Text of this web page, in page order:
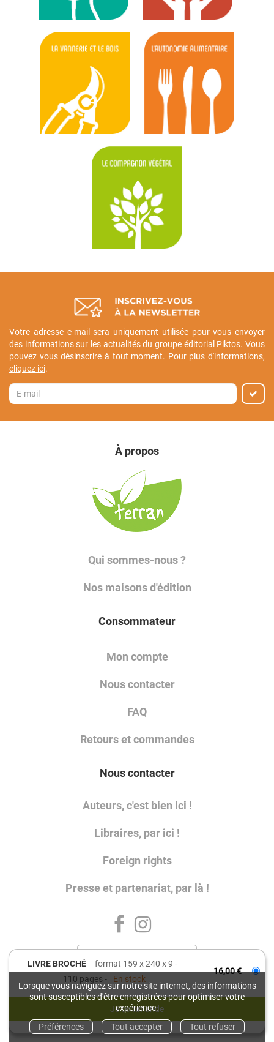
Lorsque vous naviguez sur notre site internet, des informations
sont susceptibles d'être enregistrées pour optimiser votre
expérience.
Préférences
Tout accepter Tout refuser
LIVRE BROCHÉ
format 159 x 240 x 9
110 pages
En stock
16,00 €
Votre adresse e-mail sera uniquement utilisée pour vous envoyer
des informations sur les actualités du groupe éditorial Piktos. Vous
pouvez vous désinscrire à tout moment. Pour plus d'informations,
cliquez ici.
À propos
Qui sommes-nous ?
Nos maisons d'édition
Consommateur
Mon compte
Nous contacter
FAQ
Retours et commandes
Nous contacter
Auteurs, c'est bien ici !
Libraires, par ici !
Foreign rights
Presse et partenariat, par là !
Charte de référencement
Charte de données personnelles
Conditions générales d'utilisation
Conditions générales de vente
Mentions légales